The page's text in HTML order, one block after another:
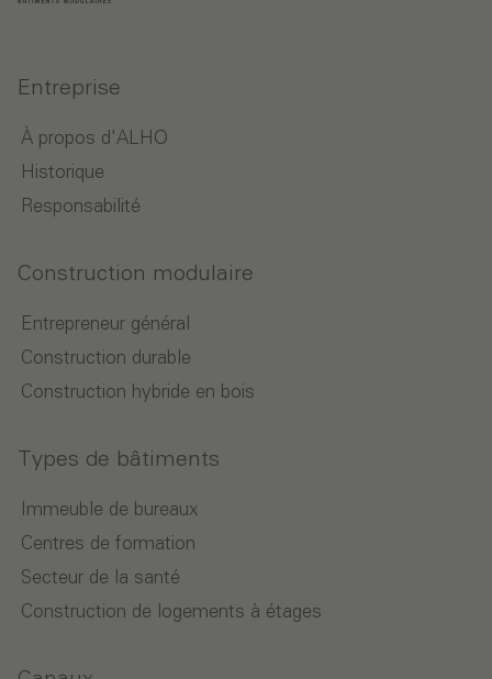
Entreprise
À propos d'ALHO
Historique
Responsabilité
Construction modulaire
Entrepreneur général
Construction durable
Construction hybride en bois
Types de bâtiments
Immeuble de bureaux
Centres de formation
Secteur de la santé
Construction de logements à étages